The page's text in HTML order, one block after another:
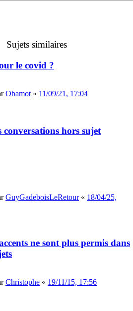
Sujets similaires
le covid ?
Obamot « 11/09/21, 17:04
hors sujet
GuyGadeboisLeRetour« 18/04/25,
ne sont plus permis dans
Christophe « 19/11/15, 17:56